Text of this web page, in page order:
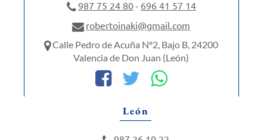
987 75 24 80- 696 41 57 14
robertoinaki@gmail.com
Calle Pedro de Acuña Nº2, Bajo B, 24200
Valencia de Don Juan (León)
León